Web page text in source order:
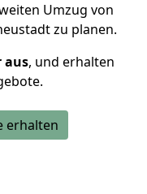
Umzug von
zu planen.
aus, und erhalten
erhalten